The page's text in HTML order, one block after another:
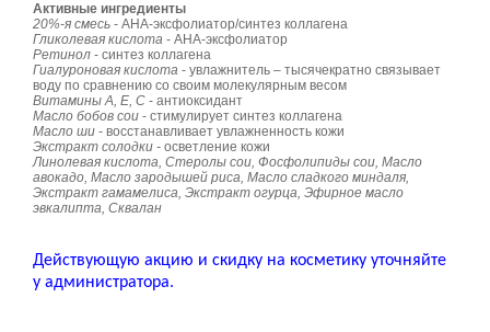
Активные ингредиенты
20%-я смесь - АНА-эксфолиатор/синтез коллагена
Гликолевая кислота - АНА-эксфолиатор
Ретинол - синтез коллагена
Гиалуроновая кислота - увлажнитель – тысячекратно связывает
воду по сравнению со своим молекулярным весом
Витамины А, E, С - антиоксидант
Масло бобов сои - стимулирует синтез коллагена
Масло ши - восстанавливает увлажненность кожи
Экстракт солодки - осветление кожи
Линолевая кислота, Стеролы сои, Фосфолипиды сои, Масло
авокадо, Масло зародышей риса, Масло сладкого миндаля,
Экстракт гамамелиса, Экстракт огурца, Эфирное масло
эвкалипта, Сквалан
Действующую акцию и скидку на косметику уточняйте
у администратора.